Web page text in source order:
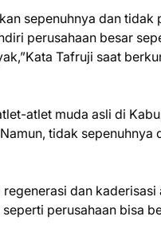
sepenuhnya dan tidak
perusahaan besar
Tafruji saat
atlet muda asli di
tidak sepenuhnya
dan
perusahaan bisa